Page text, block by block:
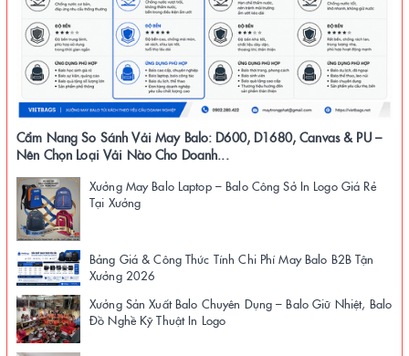
Cẩm Nang So Sánh Vải May Balo: D600, D1680, Canvas & PU –
Nên Chọn Loại Vải Nào Cho Doanh...
Xưởng May Balo Laptop – Balo Công Sở In Logo Giá Rẻ
Tại Xưởng
Bảng Giá & Công Thức Tính Chi Phí May Balo B2B Tận
Xưởng 2026
Xưởng Sản Xuất Balo Chuyên Dụng – Balo Giữ Nhiệt, Balo
Đồ Nghề Kỹ Thuật In Logo